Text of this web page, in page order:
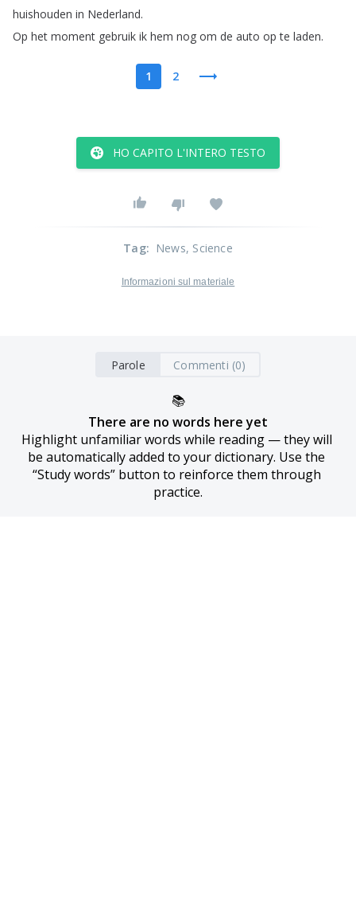
huishouden in Nederland.
Op het moment gebruik ik hem nog om de auto op te laden.
1 2
HO CAPITO L'INTERO TESTO
Tag: News, Science
Informazioni sul materiale
Parole Commenti (0)
📚
There are no words here yet
Highlight unfamiliar words while reading — they will
be automatically added to your dictionary. Use the
“Study words” button to reinforce them through
practice.